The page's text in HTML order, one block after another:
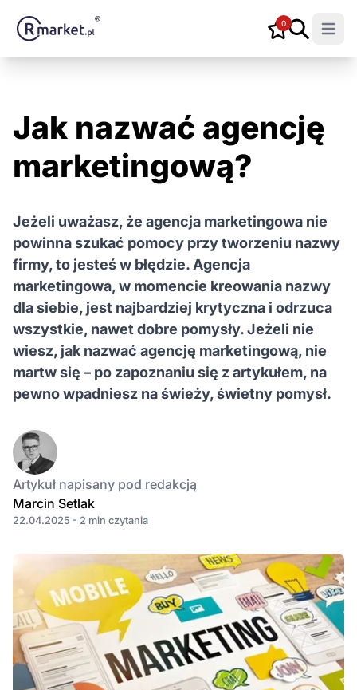
0
Open
Jak nazwać agencję
marketingową?
Jeżeli uważasz, że agencja marketingowa nie
powinna szukać pomocy przy tworzeniu nazwy
firmy, to jesteś w błędzie. Agencja
marketingowa, w momencie kreowania nazwy
dla siebie, jest najbardziej krytyczna i odrzuca
wszystkie, nawet dobre pomysły. Jeżeli nie
wiesz, jak nazwać agencję marketingową, nie
martw się – po zapoznaniu się z artykułem, na
pewno wpadniesz na świeży, świetny pomysł.
Artykuł napisany pod redakcją
Marcin Setlak
22.04.2025 - 2 min czytania